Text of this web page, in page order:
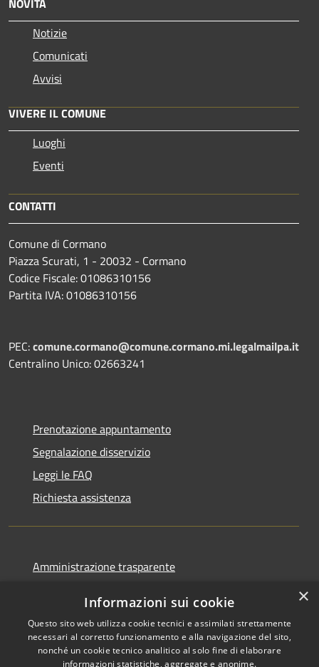
NOVITÀ
Notizie
Comunicati
Avvisi
VIVERE IL COMUNE
Luoghi
Eventi
CONTATTI
Comune di Cormano
Piazza Scurati, 1 - 20032 - Cormano
Codice Fiscale: 01086310156
Partita IVA: 01086310156
PEC:comune.cormano@comune.cormano.mi.legalmailpa.it
Centralino Unico: 02663241
Prenotazione appuntamento
Segnalazione disservizio
Leggi le FAQ
Richiesta assistenza
Amministrazione trasparente
Dichiarazione di accessibilità
×
Informazioni sui cookie
Questo sito web utilizza cookie tecnici e assimilati strettamente
necessari al corretto funzionamento e alla navigazione del sito,
nonché un cookie tecnico analitico al solo fine di elaborare
informazioni statistiche, aggregate e anonime.